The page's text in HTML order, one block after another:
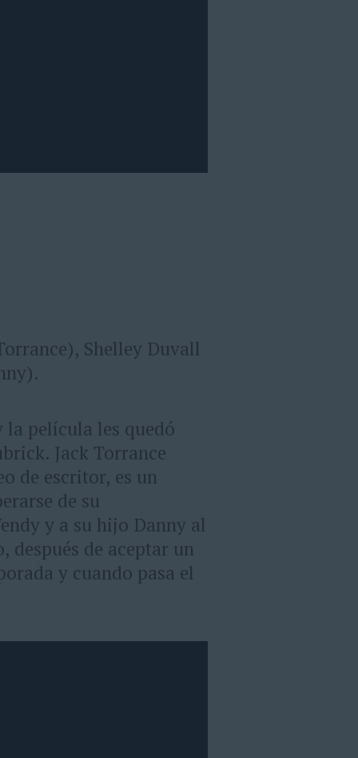
Shelley Duvall
la película les quedó
Jack Torrance
de escritor, es un
de su
y a su hijo Danny al
después de aceptar un
y cuando pasa el